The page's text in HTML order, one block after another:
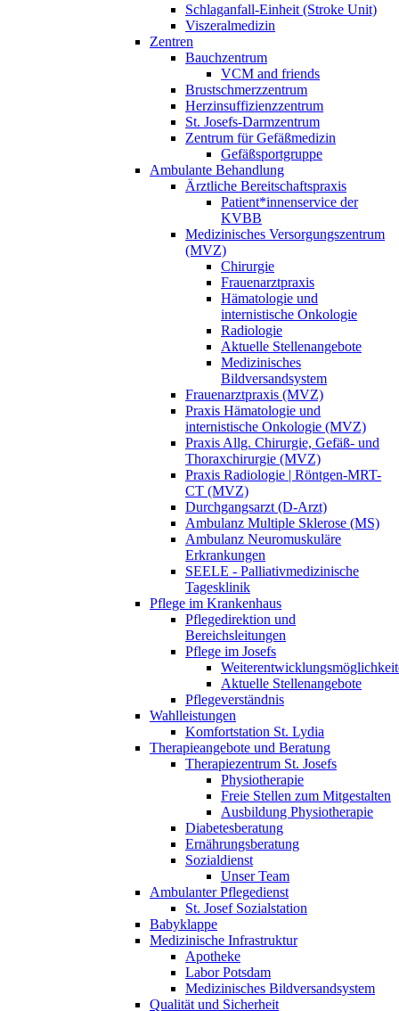
Schlaganfall-Einheit (Stroke Unit)
Viszeralmedizin
Zentren
Bauchzentrum
VCM and friends
Brustschmerzzentrum
Herzinsuffizienzzentrum
St. Josefs-Darmzentrum
Zentrum für Gefäßmedizin
Gefäßsportgruppe
Ambulante Behandlung
Ärztliche Bereitschaftspraxis
Patient*innenservice der
KVBB
Medizinisches Versorgungszentrum
(MVZ)
Chirurgie
Frauenarztpraxis
Hämatologie und
internistische Onkologie
Radiologie
Aktuelle Stellenangebote
Medizinisches
Bildversandsystem
Frauenarztpraxis (MVZ)
Praxis Hämatologie und
internistische Onkologie (MVZ)
Praxis Allg. Chirurgie, Gefäß-​ und
Thoraxchirurgie (MVZ)
Praxis Radiologie | Röntgen-MRT-
CT (MVZ)
Durchgangsarzt (D-Arzt)
Ambulanz Multiple Sklerose (MS)
Ambulanz Neuromuskuläre
Erkrankungen
SEELE - Palliativmedizinische
Tagesklinik
Pflege im Krankenhaus
Pflegedirektion und
Bereichsleitungen
Pflege im Josefs
Aktuelle Stellenangebote
Pflegeverständnis
Wahlleistungen
Komfortstation St. Lydia
Therapieangebote und Beratung
Therapiezentrum St. Josefs
Physiotherapie
Freie Stellen zum Mitgestalten
Ausbildung Physiotherapie
Diabetesberatung
Ernährungsberatung
Sozialdienst
Unser Team
Ambulanter Pflegedienst
St. Josef Sozialstation
Babyklappe
Medizinische Infrastruktur
Apotheke
Labor Potsdam
Medizinisches Bildversandsystem
Qualität und Sicherheit